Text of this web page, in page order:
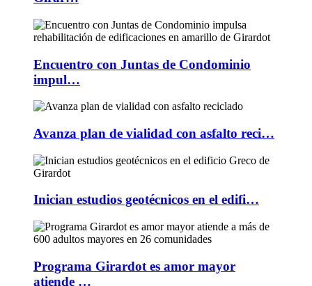
Encuentro con Juntas de Condominio
impul…
Avanza plan de vialidad con asfalto reci…
Inician estudios geotécnicos en el edifi…
Programa Girardot es amor mayor
atiende …